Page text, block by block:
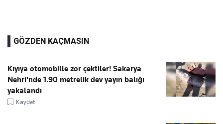
GÖZDEN KAÇMASIN
Kıyıya otomobille zor çektiler! Sakarya
Nehri'nde 1.90 metrelik dev yayın balığı
yakalandı
Kaydet